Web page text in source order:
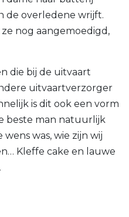
de overledene wrijft.
nog aangemoedigd,
die bij de uitvaart
uitvaartverzorger
is dit ook een vorm
beste man natuurlijk
was, wie zijn wij
Kleffe cake en lauwe